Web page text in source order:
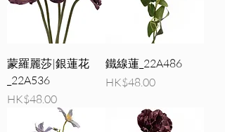
蒙羅麗莎|銀蓮花
_22A536
價格
HK$48.00
鐵線蓮_22A486
價格
HK$48.00